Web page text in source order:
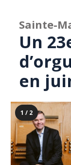
Sainte-
Un
en
1 / 2